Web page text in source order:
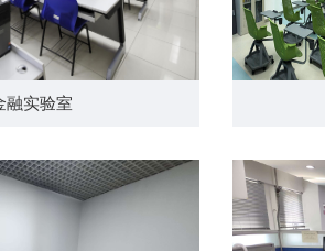
融实验室